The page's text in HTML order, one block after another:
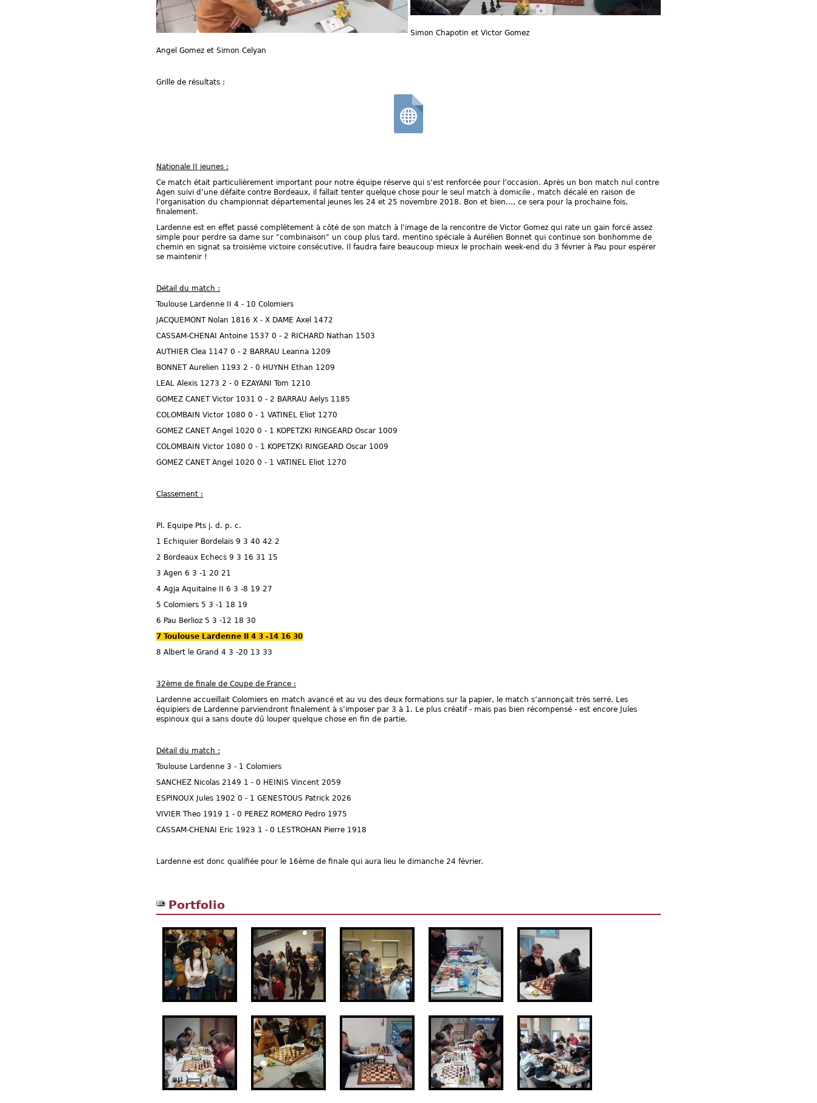
Angel Gomez et Simon Celyan
Simon Chapotin et Victor Gomez
Grille de résultats :
Nationale II jeunes :
Ce match était particulièrement important pour notre équipe réserve qui s’est renforcée pour l’occasion. Après un bon match nul contre
Agen suivi d’une défaite contre Bordeaux, il fallait tenter quelque chose pour le seul match à domicile , match décalé en raison de
l’organisation du championnat départemental jeunes les 24 et 25 novembre 2018. Bon et bien..., ce sera pour la prochaine fois,
finalement.
Lardenne est en effet passé complètement à côté de son match à l’image de la rencontre de Victor Gomez qui rate un gain forcé assez
simple pour perdre sa dame sur "combinaison" un coup plus tard. mentino spéciale à Aurélien Bonnet qui continue son bonhomme de
chemin en signat sa troisième victoire consécutive. Il faudra faire beaucoup mieux le prochain week-end du 3 février à Pau pour espérer
se maintenir !
Détail du match :
Toulouse Lardenne II 4 - 10 Colomiers
JACQUEMONT Nolan 1816 X - X DAME Axel 1472
CASSAM-CHENAI Antoine 1537 0 - 2 RICHARD Nathan 1503
AUTHIER Clea 1147 0 - 2 BARRAU Leanna 1209
BONNET Aurelien 1193 2 - 0 HUYNH Ethan 1209
LEAL Alexis 1273 2 - 0 EZAYANI Tom 1210
GOMEZ CANET Victor 1031 0 - 2 BARRAU Aelys 1185
COLOMBAIN Victor 1080 0 - 1 VATINEL Eliot 1270
GOMEZ CANET Angel 1020 0 - 1 KOPETZKI RINGEARD Oscar 1009
COLOMBAIN Victor 1080 0 - 1 KOPETZKI RINGEARD Oscar 1009
GOMEZ CANET Angel 1020 0 - 1 VATINEL Eliot 1270
Classement :
Pl. Equipe Pts j. d. p. c.
1 Echiquier Bordelais 9 3 40 42 2
2 Bordeaux Echecs 9 3 16 31 15
3 Agen 6 3 -1 20 21
4 Agja Aquitaine II 6 3 -8 19 27
5 Colomiers 5 3 -1 18 19
6 Pau Berlioz 5 3 -12 18 30
7 Toulouse Lardenne II 4 3 -14 16 30
8 Albert le Grand 4 3 -20 13 33
32ème de finale de Coupe de France :
Lardenne accueillait Colomiers en match avancé et au vu des deux formations sur la papier, le match s’annonçait très serré. Les
équipiers de Lardenne parviendront finalement à s’imposer par 3 à 1. Le plus créatif - mais pas bien récompensé - est encore Jules
espinoux qui a sans doute dû louper quelque chose en fin de partie.
Détail du match :
Toulouse Lardenne 3 - 1 Colomiers
SANCHEZ Nicolas 2149 1 - 0 HEINIS Vincent 2059
ESPINOUX Jules 1902 0 - 1 GENESTOUS Patrick 2026
VIVIER Theo 1919 1 - 0 PEREZ ROMERO Pedro 1975
CASSAM-CHENAI Eric 1923 1 - 0 LESTROHAN Pierre 1918
Lardenne est donc qualifiée pour le 16ème de finale qui aura lieu le dimanche 24 février.
Portfolio